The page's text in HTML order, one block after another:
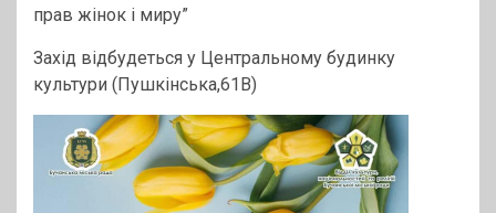
прав жінок і миру”
Захід відбудеться у Центральному будинку
культури (Пушкінська,61В)